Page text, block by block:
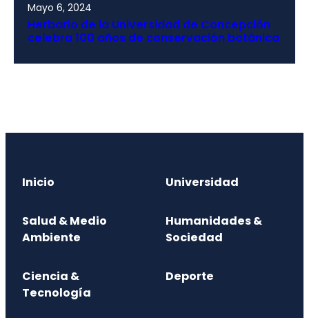
Mayo 6, 2024
Herbario de la Universidad de Concepción
celebra 100 años de conservación botánica
Inicio Universidad
Salud & Medio
Ambiente
Humanidades &
Sociedad
Ciencia &
Tecnología
Deporte